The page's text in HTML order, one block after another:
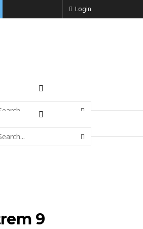
Login
9